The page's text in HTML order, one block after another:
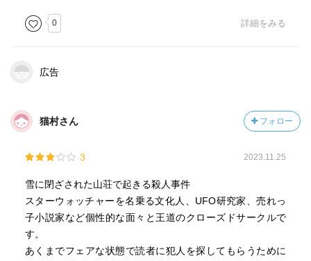
0 詳細をみる
広告
猫村さん フォロー
3 2023.11.25
雪に閉ざされた山荘で起きる殺人事件
スターウォッチャーを名乗る文化人、UFO研究家、売れっ
子小説家など個性的な面々と王道のクローズドサークルで
す。
あくまでフェアな状態で読者に犯人を探してもらうために